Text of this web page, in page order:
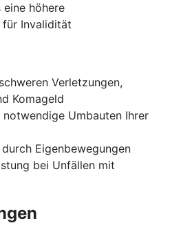
höhere
für Invalidität
Verletzungen,
Komageld
notwendige Umbauten Ihrer
Eigenbewegungen
bei Unfällen mit